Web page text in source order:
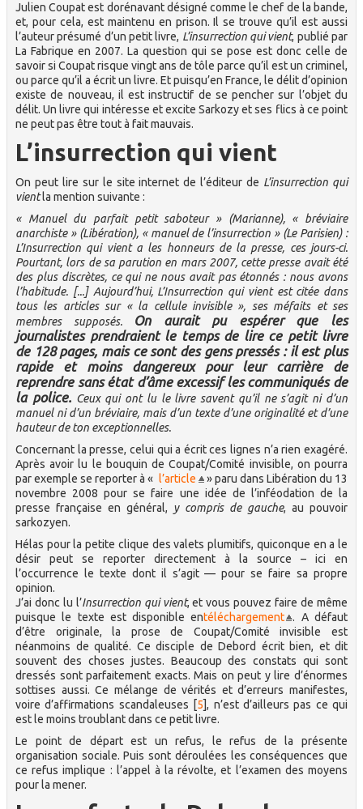
Julien Coupat est dorénavant désigné comme le chef de la bande,
et, pour cela, est maintenu en prison. Il se trouve qu’il est aussi
l’auteur présumé d’un petit livre, L’insurrection qui vient, publié par
La Fabrique en 2007. La question qui se pose est donc celle de
savoir si Coupat risque vingt ans de tôle parce qu’il est un criminel,
ou parce qu’il a écrit un livre. Et puisqu’en France, le délit d’opinion
existe de nouveau, il est instructif de se pencher sur l’objet du
délit. Un livre qui intéresse et excite Sarkozy et ses flics à ce point
ne peut pas être tout à fait mauvais.
L’insurrection qui vient
On peut lire sur le site internet de l’éditeur de L’insurrection qui
vientla mention suivante :
« Manuel du parfait petit saboteur » (Marianne), « bréviaire
anarchiste » (Libération), « manuel de l’insurrection » (Le Parisien) :
L’Insurrection qui vienta les honneurs de la presse, ces jours-ci.
Pourtant, lors de sa parution en mars 2007, cette presse avait été
des plus discrètes, ce qui ne nous avait pas étonnés : nous avons
l’habitude. [...] Aujourd’hui, L’Insurrection qui vient est citée dans
tous les articles sur « la cellule invisible », ses méfaits et ses
membres supposés.
On aurait pu espérer que les
journalistes prendraient le temps de lire ce petit livre
de 128 pages, mais ce sont des gens pressés : il est plus
rapide et moins dangereux pour leur carrière de
reprendre sans état d’âme excessif les communiqués de
la police.Ceux qui ont lu le livre savent qu’il ne s’agit ni d’un
manuel ni d’un bréviaire, mais d’un texte d’une originalité et d’une
hauteur de ton exceptionnelles.
Concernant la presse, celui qui a écrit ces lignes n’a rien exagéré.
Après avoir lu le bouquin de Coupat/Comité invisible, on pourra
par exemple se reporter à « l’article
» paru dans Libération du 13
novembre 2008 pour se faire une idée de l’inféodation de la
presse française en général, y compris de gauche, au pouvoir
sarkozyen.
Hélas pour la petite clique des valets plumitifs, quiconque en a le
désir peut se reporter directement à la source – ici en
l’occurrence le texte dont il s’agit — pour se faire sa propre
opinion.
J’ai donc lu l’Insurrection qui vient, et vous pouvez faire de même
puisque le texte est disponible entéléchargement
. A défaut
d’être originale, la prose de Coupat/Comité invisible est
néanmoins de qualité. Ce disciple de Debord écrit bien, et dit
souvent des choses justes. Beaucoup des constats qui sont
dressés sont parfaitement exacts. Mais on peut y lire d’énormes
sottises aussi. Ce mélange de vérités et d’erreurs manifestes,
voire d’affirmations scandaleuses [5], n’est d’ailleurs pas ce qui
est le moins troublant dans ce petit livre.
Le point de départ est un refus, le refus de la présente
organisation sociale. Puis sont déroulées les conséquences que
ce refus implique : l’appel à la révolte, et l’examen des moyens
pour la mener.